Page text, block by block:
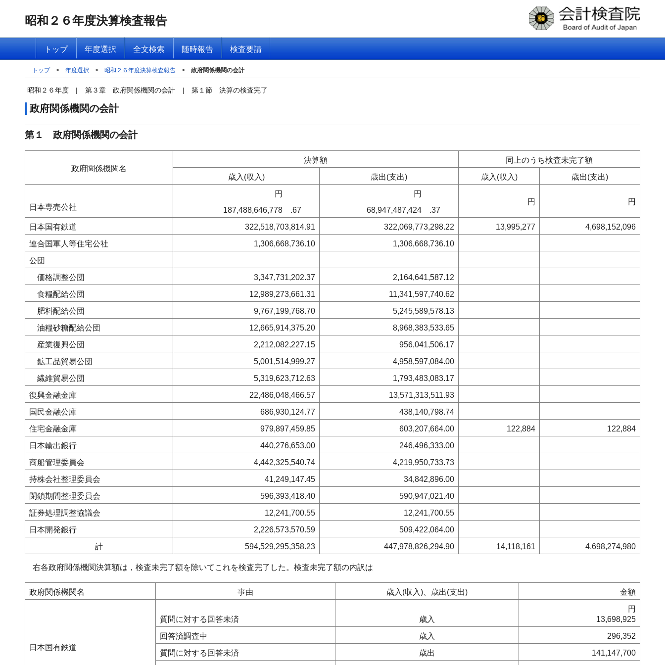
昭和２６年度決算検査報告
トップ 年度選択 全文検索 随時報告 検査要請
トップ > 年度選択 > 昭和２６年度決算検査報告 > 政府関係機関の会計
昭和２６年度 | 第３章 政府関係機関の会計 | 第１節 決算の検査完了
政府関係機関の会計
第１ 政府関係機関の会計
政府関係機関名
決算額
同上のうち検査未完了額
歳入(収入)
歳出(支出) 歳入(収入) 歳出(支出)
日本専売公社
円
187,488,646,778
.67
円
68,947,487,424
.37
円 円
日本国有鉄道 322,518,703,814.91 322,069,773,298.22 13,995,277
4,698,152,096
連合国軍人等住宅公社
1,306,668,736.10
1,306,668,736.10
公団
価格調整公団
3,347,731,202.37
2,164,641,587.12
食糧配給公団
12,989,273,661.31
11,341,597,740.62
肥料配給公団
9,767,199,768.70
5,245,589,578.13
油糧砂糖配給公団
12,665,914,375.20
8,968,383,533.65
産業復興公団
2,212,082,227.15
956,041,506.17
鉱工品貿易公団
5,001,514,999.27
4,958,597,084.00
繊維貿易公団
5,319,623,712.63
1,793,483,083.17
復興金融金庫
22,486,048,466.57
13,571,313,511.93
国民金融公庫
686,930,124.77
438,140,798.74
住宅金融金庫
979,897,459.85 603,207,664.00 122,884
122,884
日本輸出銀行
440,276,653.00
246,496,333.00
商船管理委員会
4,442,325,540.74
4,219,950,733.73
持株会社整理委員会
41,249,147.45
34,842,896.00
閉鎖期間整理委員会
596,393,418.40
590,947,021.40
証券処理調整協議会
12,241,700.55
12,241,700.55
日本開発銀行
2,226,573,570.59
509,422,064.00
計
594,529,295,358.23 447,978,826,294.90 14,118,161 4,698,274,980
右各政府関係機関決算額は，検査未完了額を除いてこれを検査完了した。検査未完了額の内訳は
政府関係機関名 事由 歳入(収入)、歳出(支出) 金額
日本国有鉄道
質問に対する回答未済 歳入
円
13,698,925
回答済調査中
歳入
296,352
質問に対する回答未済
歳出 141,147,700